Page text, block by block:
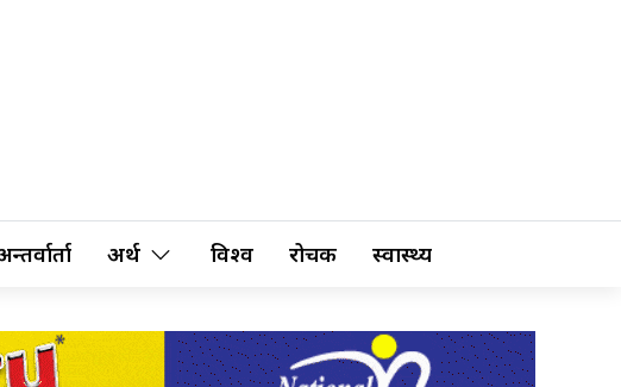
अर्थ विश्व रोचक स्वास्थ्य